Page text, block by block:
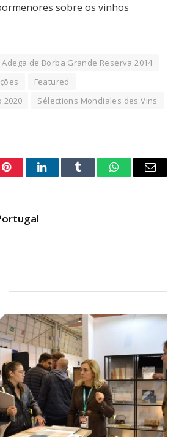
sobre os vinhos
Adega de Borba Grande Reserva 2014
Featured
2020
Sélections Mondiales des Vins
PinterestLinkedInTumblr WhatsAppEmail